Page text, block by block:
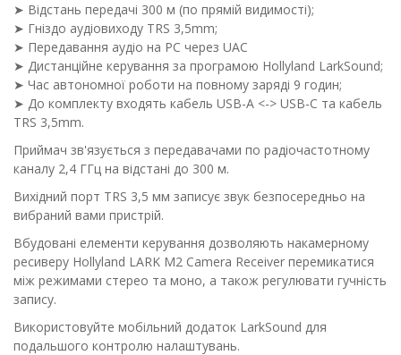
➤ Відстань передачі 300 м (по прямій видимості);
➤ Гніздо аудіовиходу TRS 3,5mm;
➤ Передавання аудіо на PC через UAC
➤ Дистанційне керування за програмою Hollyland LarkSound;
➤ Час автономної роботи на повному заряді 9 годин;
➤ До комплекту входять кабель USB-A <-> USB-C та кабель
TRS 3,5mm.
Приймач зв'язується з передавачами по радіочастотному
каналу 2,4 ГГц на відстані до 300 м.
Вихідний порт TRS 3,5 мм записує звук безпосередньо на
вибраний вами пристрій.
Вбудовані елементи керування дозволяють накамерному
ресиверу Hollyland LARK M2 Camera Receiver перемикатися
між режимами стерео та моно, а також регулювати гучність
запису.
Використовуйте мобільний додаток LarkSound для
подальшого контролю налаштувань.